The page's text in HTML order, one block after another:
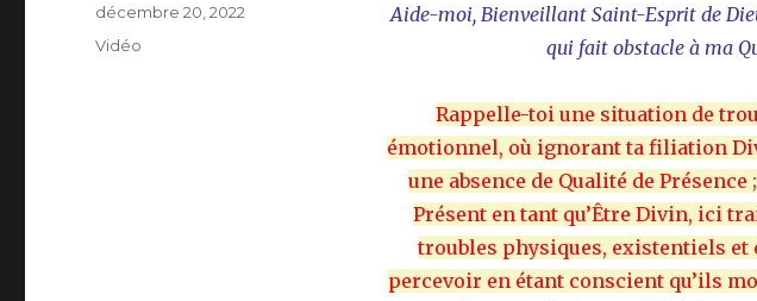
Aide-moi, Bienveillant Saint-Esprit de
qui fait obstacle à ma
Rappelle-toi une situation de
émotionnel, où ignorant ta filiation
une absence de Qualité de
Présent en tant qu’Être Divin, ici
troubles physiques, existentiels et
percevoir en étant conscient qu’ils
Publié
le
décembre 20, 2022
Format
Vidéo